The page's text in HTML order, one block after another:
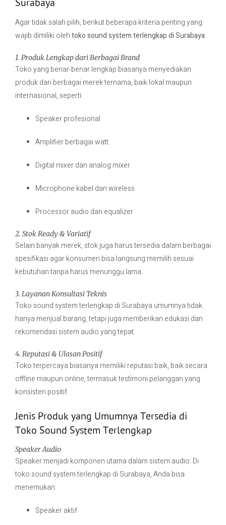
Agar tidak salah pilih, berikut beberapa kriteria penting yang
wajib dimiliki olehtoko sound system terlengkap di Surabaya:
1. Produk Lengkap dari Berbagai Brand
Toko yang benar-benar lengkap biasanya menyediakan
produk dari berbagai merek ternama, baik lokal maupun
internasional, seperti:
Speaker profesional
Amplifier berbagai watt
Digital mixer dan analog mixer
Microphone kabel dan wireless
Processor audio dan equalizer
2. Stok Ready & Variatif
Selain banyak merek, stok juga harus tersedia dalam berbagai
spesifikasi agar konsumen bisa langsung memilih sesuai
kebutuhan tanpa harus menunggu lama.
3. Layanan Konsultasi Teknis
Toko sound system terlengkap di Surabaya umumnya tidak
hanya menjual barang, tetapi juga memberikan edukasi dan
rekomendasi sistem audio yang tepat.
4. Reputasi & Ulasan Positif
Toko terpercaya biasanya memiliki reputasi baik, baik secara
offline maupun online, termasuk testimoni pelanggan yang
konsisten positif.
Jenis Produk yang Umumnya Tersedia di
Toko Sound System Terlengkap
Speaker Audio
Speaker menjadi komponen utama dalam sistem audio. Di
toko sound system terlengkap di Surabaya, Anda bisa
menemukan:
Speaker aktif